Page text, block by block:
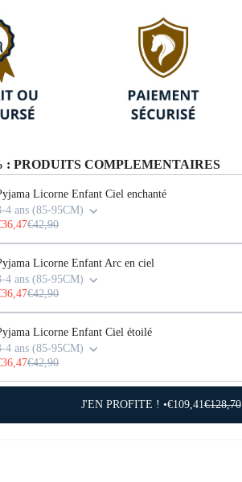
: PRODUITS COMPLEMENTAIRES
Licorne Enfant Ciel enchanté
4 ans (85-95CM)
€42,90
Licorne Enfant Arc en ciel
4 ans (85-95CM)
€42,90
Licorne Enfant Ciel étoilé
4 ans (85-95CM)
€42,90
J'EN PROFITE ! •€109,41€128,70